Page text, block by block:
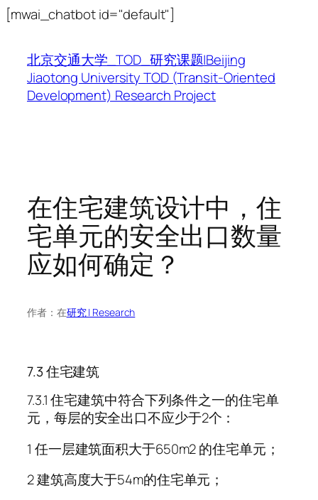
[mwai_chatbot id="default"]
内
容
北京交通大学_TOD_研究课题|Beijing
Jiaotong University TOD (Transit-Oriented
Development) Research Project
在住宅建筑设计中，住
宅单元的安全出口数量
应如何确定？
作者： 在研究 | Research
7.3 住宅建筑
7.3.1 住宅建筑中符合下列条件之一的住宅单
元，每层的安全出口不应少于2个：
1 任一层建筑面积大于650m2 的住宅单元；
2 建筑高度大于54m的住宅单元；